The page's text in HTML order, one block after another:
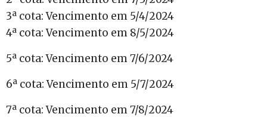
3ª cota: Vencimento em 5/4/2024
4ª cota: Vencimento em 8/5/2024
5ª cota: Vencimento em 7/6/2024
6ª cota: Vencimento em 5/7/2024
7ª cota: Vencimento em 7/8/2024